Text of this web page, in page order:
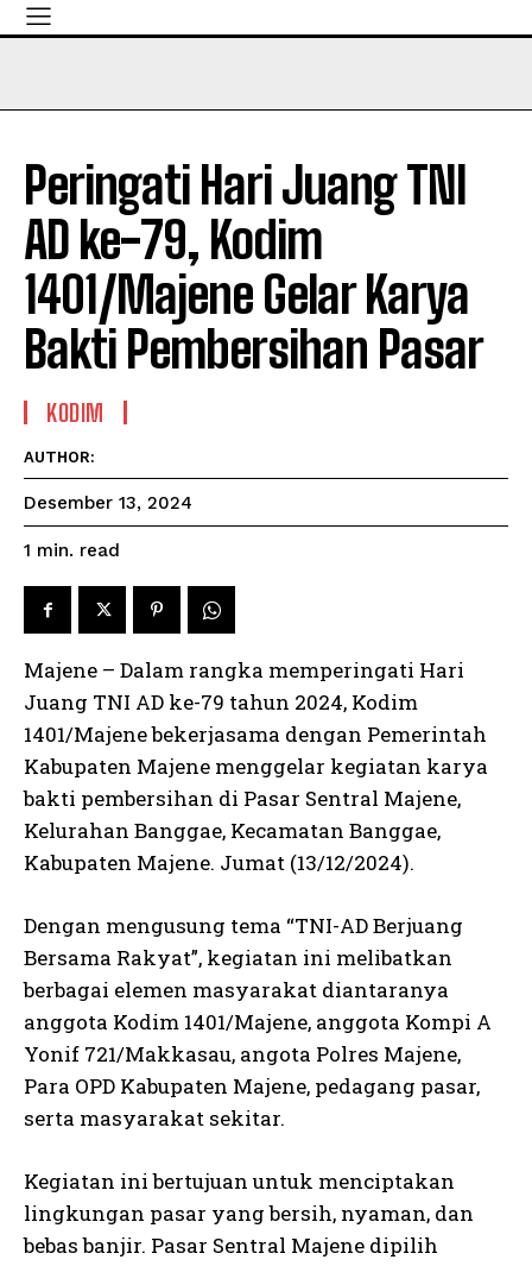
Peringati Hari Juang TNI
AD ke-79, Kodim
1401/Majene Gelar Karya
Bakti Pembersihan Pasar
KODIM
AUTHOR:
Desember 13, 2024
1 min. read
Majene – Dalam rangka memperingati Hari
Juang TNI AD ke-79 tahun 2024, Kodim
1401/Majene bekerjasama dengan Pemerintah
Kabupaten Majene menggelar kegiatan karya
bakti pembersihan di Pasar Sentral Majene,
Kelurahan Banggae, Kecamatan Banggae,
Kabupaten Majene. Jumat (13/12/2024).
Dengan mengusung tema “TNI-AD Berjuang
Bersama Rakyat”, kegiatan ini melibatkan
berbagai elemen masyarakat diantaranya
anggota Kodim 1401/Majene, anggota Kompi A
Yonif 721/Makkasau, angota Polres Majene,
Para OPD Kabupaten Majene, pedagang pasar,
serta masyarakat sekitar.
Kegiatan ini bertujuan untuk menciptakan
lingkungan pasar yang bersih, nyaman, dan
bebas banjir. Pasar Sentral Majene dipilih